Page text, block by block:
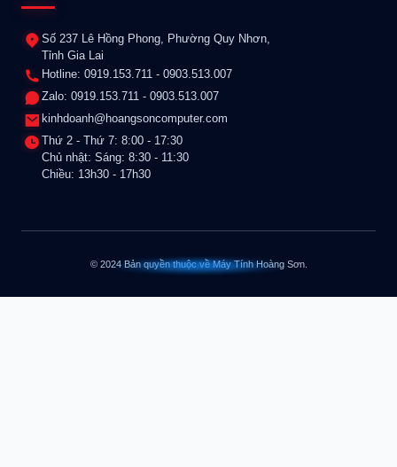
Số 237 Lê Hồng Phong, Phường Quy Nhơn,
Tỉnh Gia Lai
Hotline: 0919.153.711 - 0903.513.007
Zalo: 0919.153.711 - 0903.513.007
kinhdoanh@hoangsoncomputer.com
Thứ 2 - Thứ 7: 8:00 - 17:30
Chủ nhật: Sáng: 8:30 - 11:30
Chiều: 13h30 - 17h30
© 2024 Bản quyền thuộc về Máy Tính Hoàng Sơn.